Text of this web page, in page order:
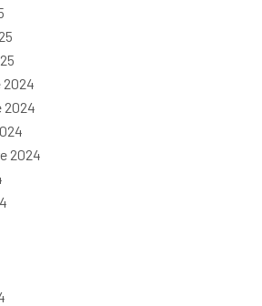
2024
2024
2024